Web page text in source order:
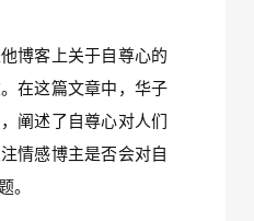
博客上关于自尊心的
在这篇文章中，华子
阐述了自尊心对人们
情感博主是否会对自
。